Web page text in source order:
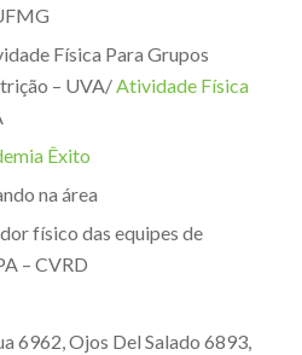
Física Para Grupos
– UVA/Atividade Física
Êxito
na área
físico das equipes de
– CVRD
6962, Ojos Del Salado 6893,